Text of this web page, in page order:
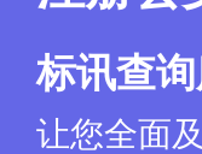
标讯查
让您全面